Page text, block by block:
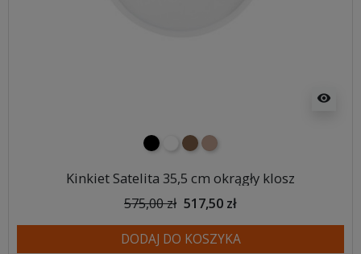
visibility
czarnybiałybrązowyjasnobrązowy
Kinkiet Satelita 35,5 cm okrągły klosz
575,00 zł 517,50 zł
DODAJ DO KOSZYKA